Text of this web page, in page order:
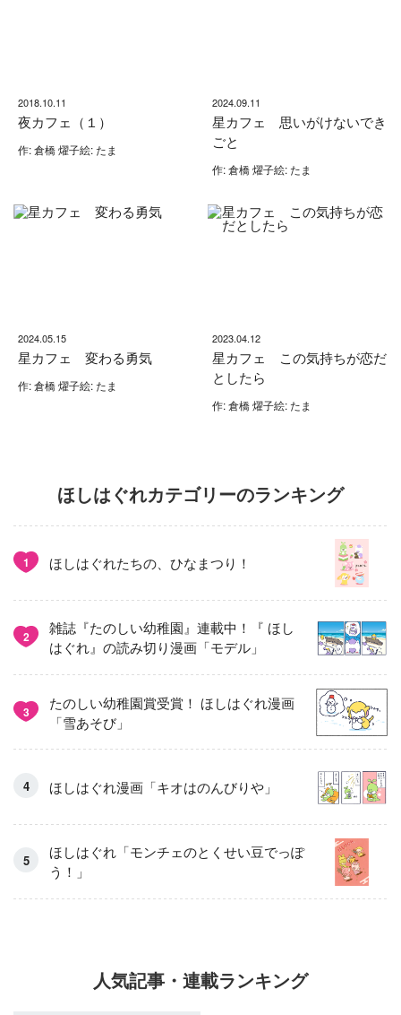
2018.10.11
夜カフェ（１）
作: 倉橋 燿子絵: たま
2024.09.11
星カフェ 思いがけないでき
ごと
作: 倉橋 燿子絵: たま
2024.05.15
星カフェ 変わる勇気
作: 倉橋 燿子絵: たま
2023.04.12
星カフェ この気持ちが恋だ
としたら
作: 倉橋 燿子絵: たま
ほしはぐれカテゴリーのランキング
1 ほしはぐれたちの、ひなまつり！
2
雑誌『たのしい幼稚園』連載中！『 ほし
はぐれ』の読み切り漫画「モデル」
3
たのしい幼稚園賞受賞！ ほしはぐれ漫画
「雪あそび」
ほしはぐれ漫画「キオはのんびりや」
ほしはぐれ「モンチェのとくせい豆でっぽ
う！」
人気記事・連載ランキング